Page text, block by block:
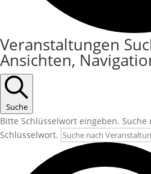
Veranstaltungen
Veranstaltungen
Ansichten,
Suche
Bitte Schlüsselwort eingeben.
Schlüsselwort.